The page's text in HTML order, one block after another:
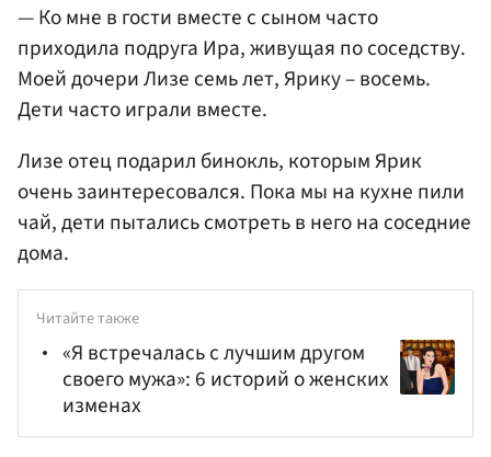
— Ко мне в гости вместе с сыном часто
приходила подруга Ира, живущая по соседству.
Моей дочери Лизе семь лет, Ярику – восемь.
Дети часто играли вместе.
Лизе отец подарил бинокль, которым Ярик
очень заинтересовался. Пока мы на кухне пили
чай, дети пытались смотреть в него на соседние
дома.
Читайте также
«Я встречалась с лучшим другом
своего мужа»: 6 историй о женских
изменах